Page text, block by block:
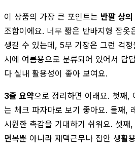
이 상품의 가장 큰 포인트는 반팔 상
조합이에요. 너무 짧은 반바지형 잠옷
생길 수 있는데, 5부 기장은 그런 걱
시에 여름용으로 분류되어 있어서 답
다 실내 활용성이 좋아 보여요.
3줄 요약으로 정리하면 이래요. 첫째,
는 체크 파자마로 보기 좋아요. 둘째,
시원한 촉감을 기대하기 쉬워요. 셋째
면복뿐 아니라 재택근무나 집안 생활